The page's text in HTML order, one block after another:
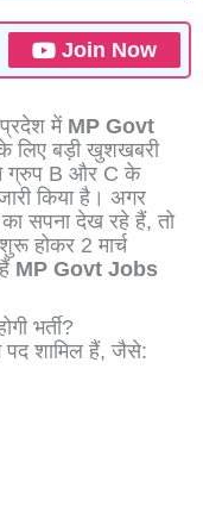
Join Now
प्रदेश में MP Govt
लिए बड़ी खुशखबरी
B और C के
किया है। अगर
सपना देख रहे हैं, तो
होकर 2 मार्च
MP Govt Jobs
भर्ती?
शामिल हैं, जैसे: